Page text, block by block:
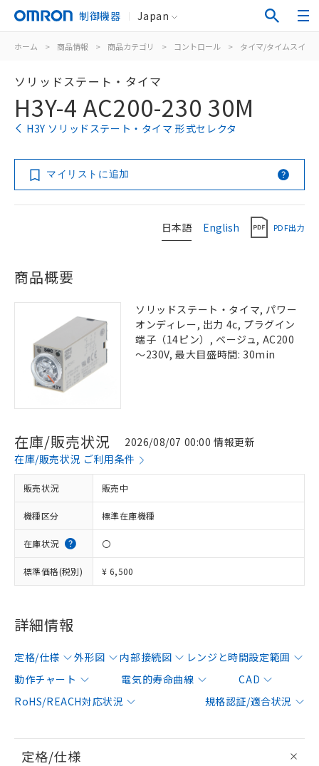
制御機器 Japan
ホーム > 商品情報 > 商品カテゴリ > コントロール > タイマ/タイムスイッ
ソリッドステート・タイマ
H3Y-4 AC200-230 30M
H3Y ソリッドステート・タイマ 形式セレクタ
マイリストに追加
日本語 English PDF出力
商品概要
ソリッドステート・タイマ, パワー
オンディレー, 出力 4c, プラグイン
端子（14ピン）, ベージュ, AC200
～230V, 最大目盛時間: 30min
在庫/販売状況
2026/08/07 00:00 情報更新
在庫/販売状況 ご利用条件
販売状況 販売中
機種区分 標準在庫機種
在庫状況 〇
標準価格(税別) ¥ 6,500
詳細情報
定格/仕様 外形図 内部接続図
レンジと時間設定範囲
動作チャート
電気的寿命曲線
CAD
RoHS/REACH対応状況
規格認証/適合状況
定格/仕様